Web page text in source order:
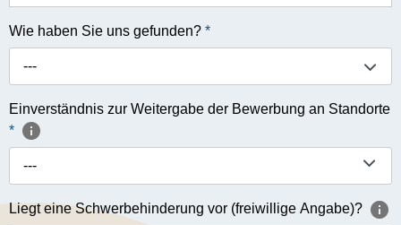
Wie haben Sie uns gefunden? *
---
Einverständnis zur Weitergabe der Bewerbung an Standorte
*
---
Liegt eine Schwerbehinderung vor (freiwillige Angabe)?